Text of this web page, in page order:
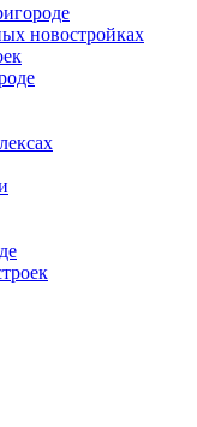
новостройках